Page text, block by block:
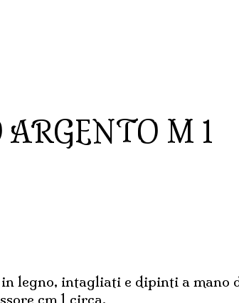
M 1
legno, intagliati e dipinti a
cm 1 circa.